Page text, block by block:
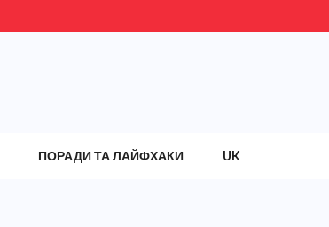
ПОРАДИ ТА ЛАЙФХАКИ UK